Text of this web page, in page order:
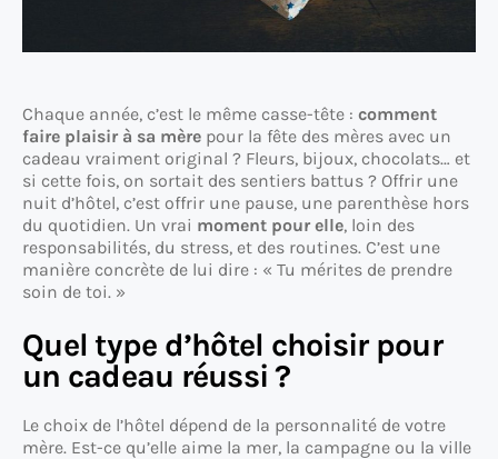
Chaque année, c’est le même casse-tête : comment
faire plaisir à sa mère pour la fête des mères avec un
cadeau vraiment original ? Fleurs, bijoux, chocolats… et
si cette fois, on sortait des sentiers battus ? Offrir une
nuit d’hôtel, c’est offrir une pause, une parenthèse hors
du quotidien. Un vrai moment pour elle, loin des
responsabilités, du stress, et des routines. C’est une
manière concrète de lui dire : « Tu mérites de prendre
soin de toi. »
Quel type d’hôtel choisir pour
un cadeau réussi ?
Le choix de l’hôtel dépend de la personnalité de votre
mère. Est-ce qu’elle aime la mer, la campagne ou la ville